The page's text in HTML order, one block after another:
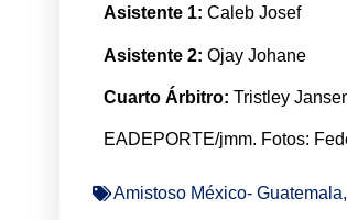
Asistente 1: Caleb Josef
Asistente 2: Ojay Johane
Cuarto Árbitro: Tristley
EADEPORTE/jmm. Fotos:
Amistoso México- Guatemala,